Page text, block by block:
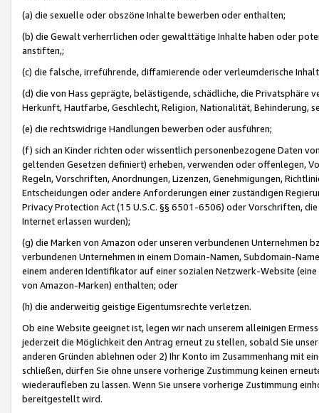
(a) die sexuelle oder obszöne Inhalte bewerben oder enthalten;
(b) die Gewalt verherrlichen oder gewalttätige Inhalte haben oder
anstiften,;
(c) die falsche, irreführende, diffamierende oder verleumderische
(d) die von Hass geprägte, belästigende, schädliche, die Privatsphäre
Herkunft, Hautfarbe, Geschlecht, Religion, Nationalität, Behinderung,
(e) die rechtswidrige Handlungen bewerben oder ausführen;
(f) sich an Kinder richten oder wissentlich personenbezogene Daten
geltenden Gesetzen definiert) erheben, verwenden oder offenlegen,
Regeln, Vorschriften, Anordnungen, Lizenzen, Genehmigungen,
Entscheidungen oder andere Anforderungen einer zuständigen
Privacy Protection Act (15 U.S.C. §§ 6501-6506) oder Vorschriften,
Internet erlassen wurden);
(g) die Marken von Amazon oder unseren verbundenen Unternehmen
verbundenen Unternehmen in einem Domain-Namen, Subdomain-
einem anderen Identifikator auf einer sozialen Netzwerk-Website
von Amazon-Marken) enthalten; oder
(h) die anderweitig geistige Eigentumsrechte verletzen.
Ob eine Website geeignet ist, legen wir nach unserem alleinigen
jederzeit die Möglichkeit den Antrag erneut zu stellen, sobald Sie
anderen Gründen ablehnen oder 2) Ihr Konto im Zusammenhang mit
schließen, dürfen Sie ohne unsere vorherige Zustimmung keinen
wiederaufleben zu lassen. Wenn Sie unsere vorherige Zustimmung
bereitgestellt wird.